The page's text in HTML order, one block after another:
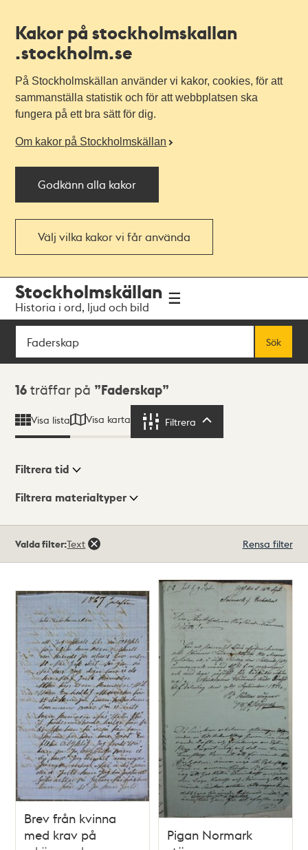
Kakor på stockholmskallan
.stockholm.se
På Stockholmskällan använder vi kakor, cookies, för att
sammanställa statistik och för att webbplatsen ska
fungera på ett bra sätt för dig.
Om kakor på Stockholmskällan
Godkänn alla kakor
Välj vilka kakor vi får använda
navigationen
huvudinnehållet
Stockholmskällan
Historia i ord, ljud och bild
Sök
Sök
Sökresultat
16 träffar på Faderskap
Visa lista Visa karta Filtrera
Visningsläge
Filtrera tid
Filtrera materialtyper
träffar
Valda filter:Text Rensa filter
Brev från kvinna
med krav på
Pigan Normark